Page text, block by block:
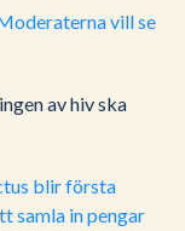
vill se
av hiv ska
blir första
samla in pengar